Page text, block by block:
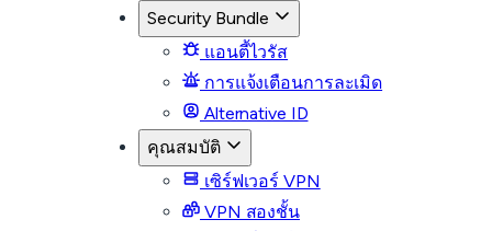
Security Bundle
แอนตี้ไวรัส
การแจ้งเตือนการละเมิด
Alternative ID
คุณสมบัติ
เซิร์ฟเวอร์ VPN
VPN สองชั้น